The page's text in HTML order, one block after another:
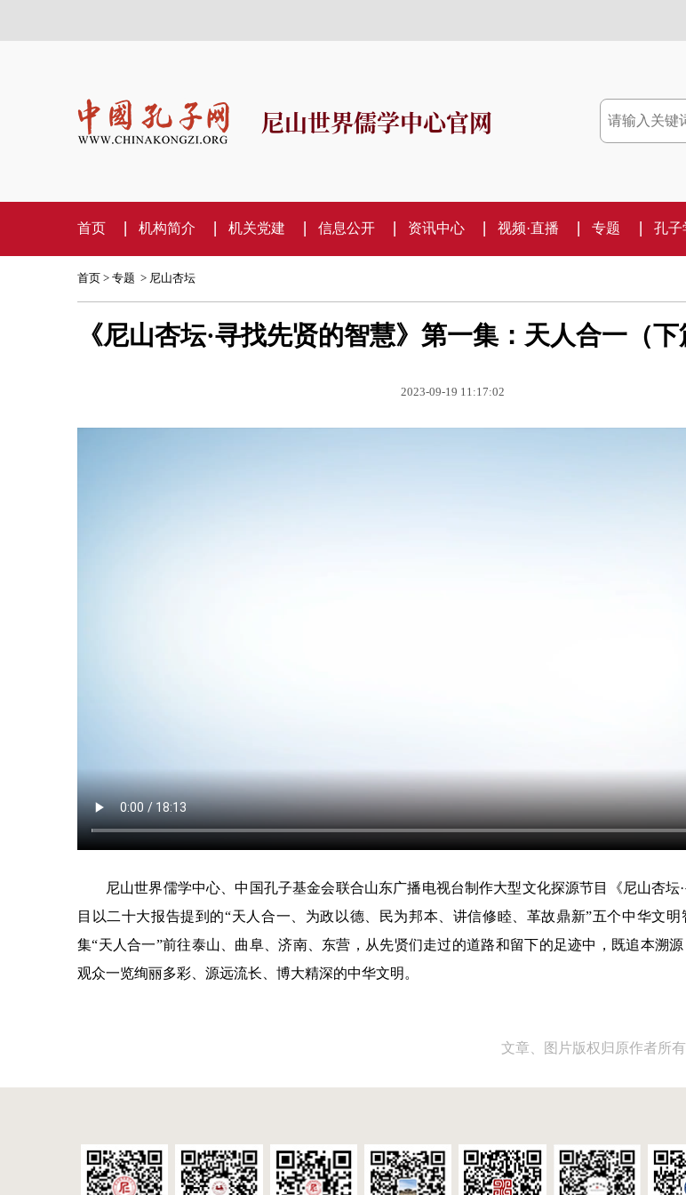
尼山世界儒学中心官网
首页 机构简介 机关党建 信息公开 资讯中心 视频·直播 专题 孔子
首页 > 专题 > 尼山杏坛
《尼山杏坛·寻找先贤的智慧》第一集：天人合一（下
2023-09-19 11:17:02
尼山世界儒学中心、中国孔子基金会联合山东广播电视台制作大型文化探源节目《尼山杏坛
目以二十大报告提到的“天人合一、为政以德、民为邦本、讲信修睦、革故鼎新”五个中华文
集“天人合一”前往泰山、曲阜、济南、东营，从先贤们走过的道路和留下的足迹中，既追本溯
观众一览绚丽多彩、源远流长、博大精深的中华文明。
文章、图片版权归原作者所